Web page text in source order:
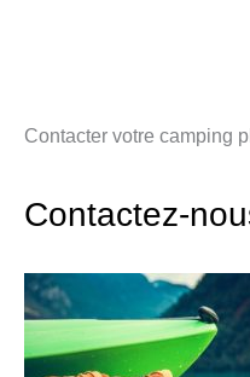
Contacter votre camping
Contactez-